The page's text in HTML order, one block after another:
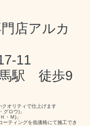
店アルカ
11
馬駅 徒歩9
クオリティで仕上げます
ロウ)」
・Ｍ)」
ーティングを低価格にて施工でき